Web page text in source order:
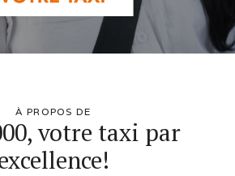
À PROPOS DE
votre taxi par